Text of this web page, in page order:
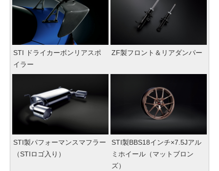
STI ドライカーボンリアスポ
イラー
ZF製フロント＆リアダンパー
STI製パフォーマンスマフラー
（STIロゴ入り）
STI製BBS18インチ×7.5Jアル
ミホイール（マットブロン
ズ）